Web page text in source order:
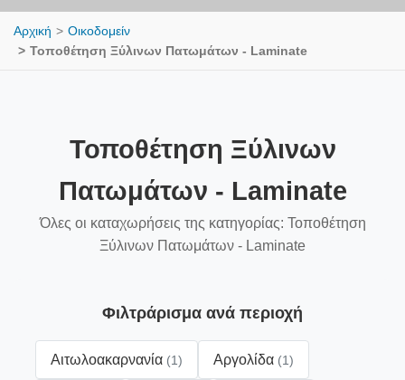
Αρχική
Οικοδομείν
Τοποθέτηση Ξύλινων Πατωμάτων - Laminate
Τοποθέτηση Ξύλινων
Πατωμάτων - Laminate
Όλες οι καταχωρήσεις της κατηγορίας: Τοποθέτηση
Ξύλινων Πατωμάτων - Laminate
Φιλτράρισμα ανά περιοχή
Αιτωλοακαρνανία (1) Αργολίδα (1)